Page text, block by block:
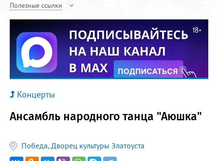
Полезные ссылки
Концерты
Ансамбль народного танца "Аюшка"
Победа, Дворец культуры Златоуста